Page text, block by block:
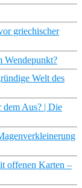
griechischer
Wendepunkt?
Welt des
dem Aus? | Die
offenen Karten –